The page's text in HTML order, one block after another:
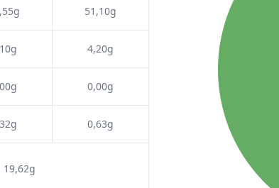
51,10g
4,20g
0,00g
0,63g
19,62g